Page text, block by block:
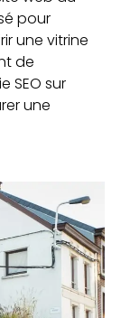
pour
une vitrine
de
SEO sur
une